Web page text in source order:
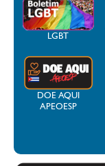
LGBT
DOE AQUI
APEOESP